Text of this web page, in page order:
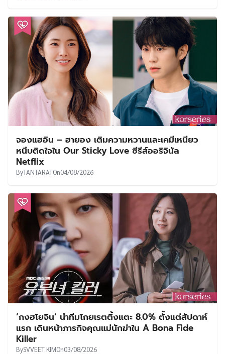
จองแฮอิน – ฮายอง เติมความหวานและเคมีเหนียว
หนึบติดใจใน Our Sticky Love ซีรีส์ออริจินัล
Netflix
ByTANTARATOn04/08/2026
‘กงฮโยจิน’ นำทีมโกยเรตติ้งแตะ 8.0% ตั้งแต่สัปดาห์
แรก เดินหน้าภารกิจคุณแม่นักฆ่าใน A Bona Fide
Killer
BySVVEET KIMOn03/08/2026